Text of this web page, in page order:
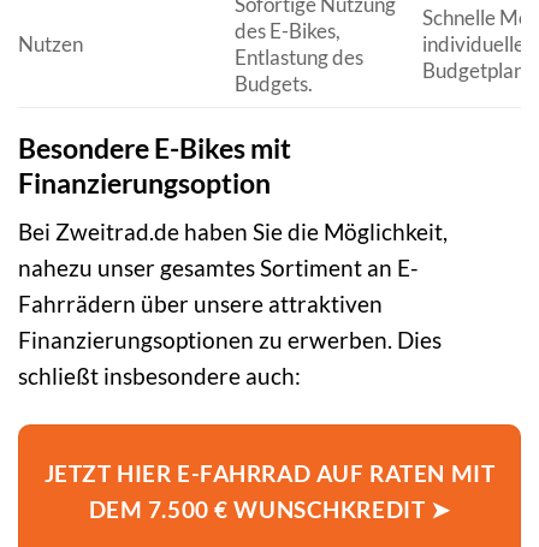
Nutzen
des E-Bikes,
Entlastung des
Budgets.
Schnelle
individuelle
Besondere E-Bikes mit
Finanzierungsoption
Bei Zweitrad.de haben Sie die Möglichkeit,
nahezu unser gesamtes Sortiment an E-
Fahrrädern über unsere attraktiven
Finanzierungsoptionen zu erwerben. Dies
schließt insbesondere auch:
JETZT HIER E-FAHRRAD AUF RATEN MIT
DEM 7.500 € WUNSCHKREDIT ➤